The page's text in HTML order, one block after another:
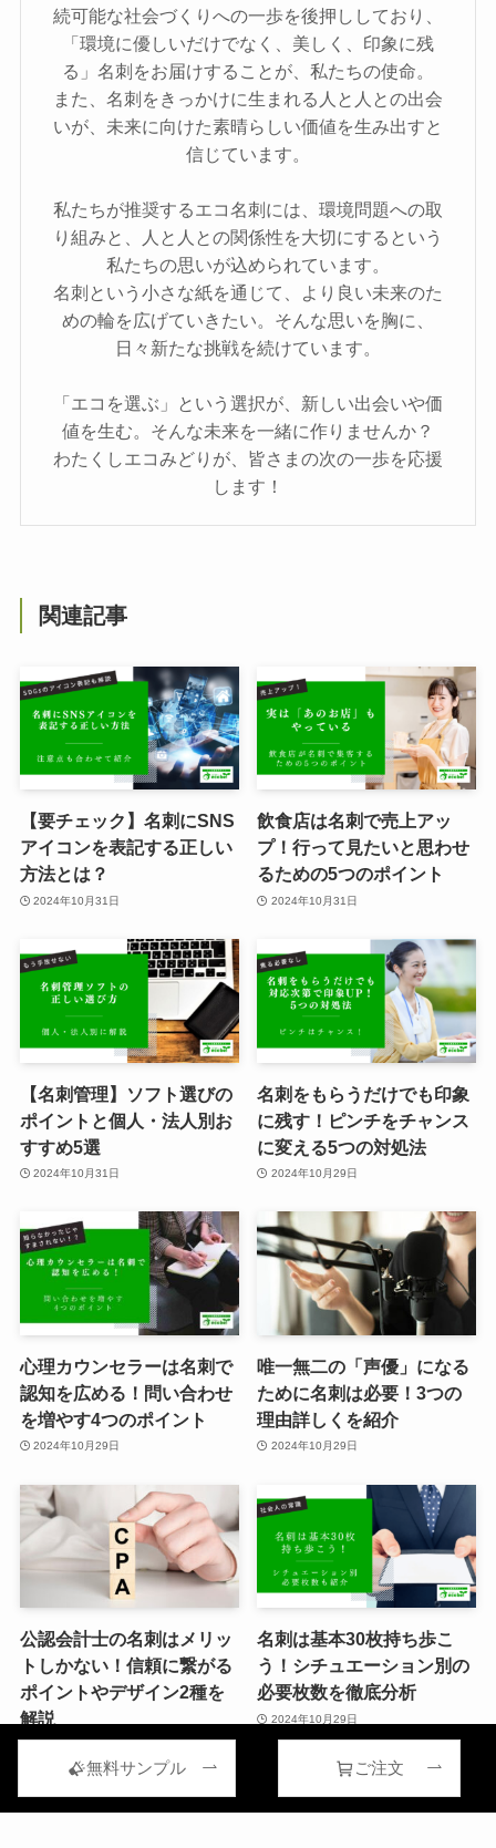
続可能な社会づくりへの一歩を後押ししており、
「環境に優しいだけでなく、美しく、印象に残
る」名刺をお届けすることが、私たちの使命。
また、名刺をきっかけに生まれる人と人との出会
いが、未来に向けた素晴らしい価値を生み出すと
信じています。
私たちが推奨するエコ名刺には、環境問題への取
り組みと、人と人との関係性を大切にするという
私たちの思いが込められています。
名刺という小さな紙を通じて、より良い未来のた
めの輪を広げていきたい。そんな思いを胸に、
日々新たな挑戦を続けています。
「エコを選ぶ」という選択が、新しい出会いや価
値を生む。そんな未来を一緒に作りませんか？
わたくしエコみどりが、皆さまの次の一歩を応援
します！
関連記事
【要チェック】名刺にSNS
アイコンを表記する正しい
方法とは？
2024年10月31日
飲食店は名刺で売上アッ
プ！行って見たいと思わせ
るための5つのポイント
2024年10月31日
【名刺管理】ソフト選びの
ポイントと個人・法人別お
すすめ5選
2024年10月31日
名刺をもらうだけでも印象
に残す！ピンチをチャンス
に変える5つの対処法
2024年10月29日
心理カウンセラーは名刺で
認知を広める！問い合わせ
を増やす4つのポイント
2024年10月29日
唯一無二の「声優」になる
ために名刺は必要！3つの
理由詳しくを紹介
2024年10月29日
公認会計士の名刺はメリッ
トしかない！信頼に繋がる
ポイントやデザイン2種を
解説
名刺は基本30枚持ち歩こ
う！シチュエーション別の
必要枚数を徹底分析
2024年10月29日
無料サンプル ご注文